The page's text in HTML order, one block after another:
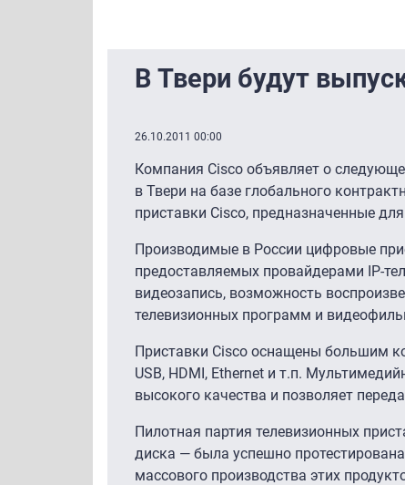
В Твери будут
26.10.2011 00:00
Компания Cisco объявляет о
в Твери на базе глобального
приставки Cisco, предназначенные
Производимые в России цифровые
предоставляемых провайдерами IP-
видеозапись, возможность
телевизионных программ и
Приставки Cisco оснащены большим
USB, HDMI, Ethernet и т.п.
высокого качества и позволяет
Пилотная партия телевизионных
диска — была успешно
массового производства этих